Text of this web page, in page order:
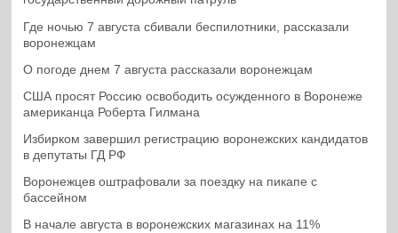
Где ночью 7 августа сбивали беспилотники, рассказали
воронежцам
О погоде днем 7 августа рассказали воронежцам
США просят Россию освободить осужденного в Воронеже
американца Роберта Гилмана
Избирком завершил регистрацию воронежских кандидатов
в депутаты ГД РФ
Воронежцев оштрафовали за поездку на пикапе с
бассейном
В начале августа в воронежских магазинах на 11%